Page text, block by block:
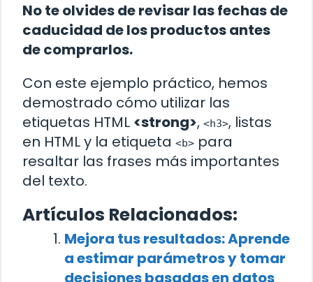
No te olvides de revisar las fechas de
caducidad de los productos antes
de comprarlos.
Con este ejemplo práctico, hemos
demostrado cómo utilizar las
etiquetas HTML <strong>, <h3>, listas
en HTML y la etiqueta <b> para
resaltar las frases más importantes
del texto.
Artículos Relacionados:
Mejora tus resultados: Aprende
a estimar parámetros y tomar
decisiones basadas en datos